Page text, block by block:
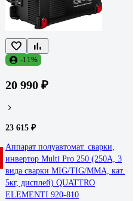
-11%
20 990 ₽
23 615 ₽
Аппарат полуавтомат. сварки,
инвертор Multi Pro 250 (250A, 3
вида сварки MIG/TIG/MMA, кат.
5кг, дисплей) QUATTRO
ELEMENTI 920-810